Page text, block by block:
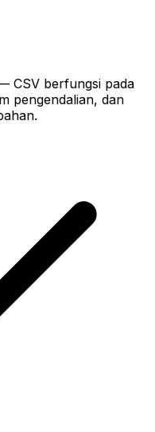
CSV berfungsi pada
pengendalian, dan